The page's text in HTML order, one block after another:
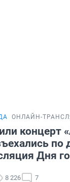
ОНЛАЙН-
концерт
по
Дня
8 226 7